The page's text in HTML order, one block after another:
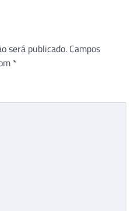
será publicado. Campos
*